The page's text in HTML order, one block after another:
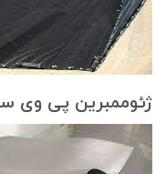
ژئوممبرین پی وی